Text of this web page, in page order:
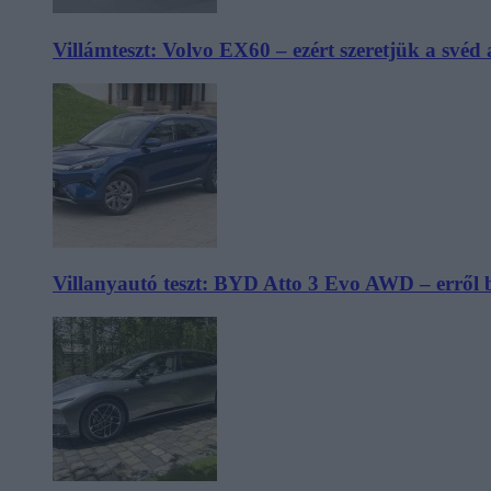
Villámteszt: Volvo EX60 – ezért szeretjük a svéd
Villanyautó teszt: BYD Atto 3 Evo AWD – erről